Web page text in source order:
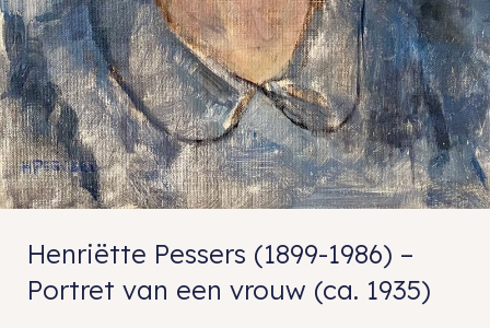
Henriëtte Pessers (1899-1986) –
Portret van een vrouw (ca. 1935)